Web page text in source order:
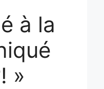
à la
»